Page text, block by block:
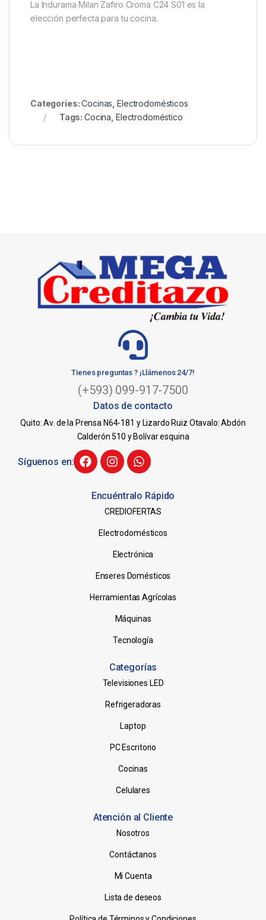
La Indurama Milan Zafiro Croma C24 S01 es la
elección perfecta para tu cocina.
Categories:Cocinas ,Electrodomésticos
Tags:Cocina Electrodoméstico
Tienes preguntas ? ¡Llámenos 24/7!
(+593) 099-917-7500
Datos de contacto
Quito: Av. de la Prensa N64-181 y Lizardo Ruiz Otavalo: Abdón
Calderón 510 y Bolívar esquina
Síguenos en:
Encuéntralo Rápido
CREDIOFERTAS
Electrodomésticos
Electrónica
Enseres Domésticos
Herramientas Agrícolas
Máquinas
Tecnología
Categorías
Televisiones LED
Refrigeradoras
Laptop
PC Escritorio
Cocinas
Celulares
Atención al Cliente
Nosotros
Contáctanos
Mi Cuenta
Lista de deseos